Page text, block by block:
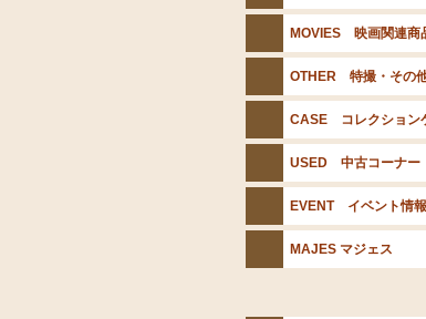
MOVIES 映画関連商
OTHER 特撮・その
CASE コレクション
USED 中古コーナー
EVENT イベント情報
MAJES マジェス